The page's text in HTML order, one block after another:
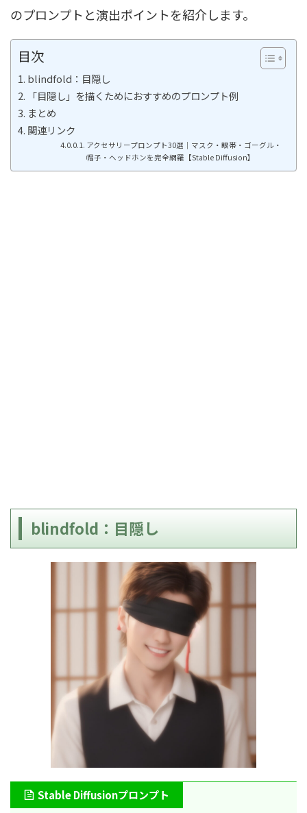
のプロンプトと演出ポイントを紹介します。
目次
blindfold：目隠し
「目隠し」を描くためにおすすめのプロンプト例
まとめ
関連リンク
アクセサリープロンプト30選｜マスク・眼帯・ゴーグル・
帽子・ヘッドホンを完全網羅【Stable Diffusion】
blindfold：目隠し
Stable Diffusionプロンプト